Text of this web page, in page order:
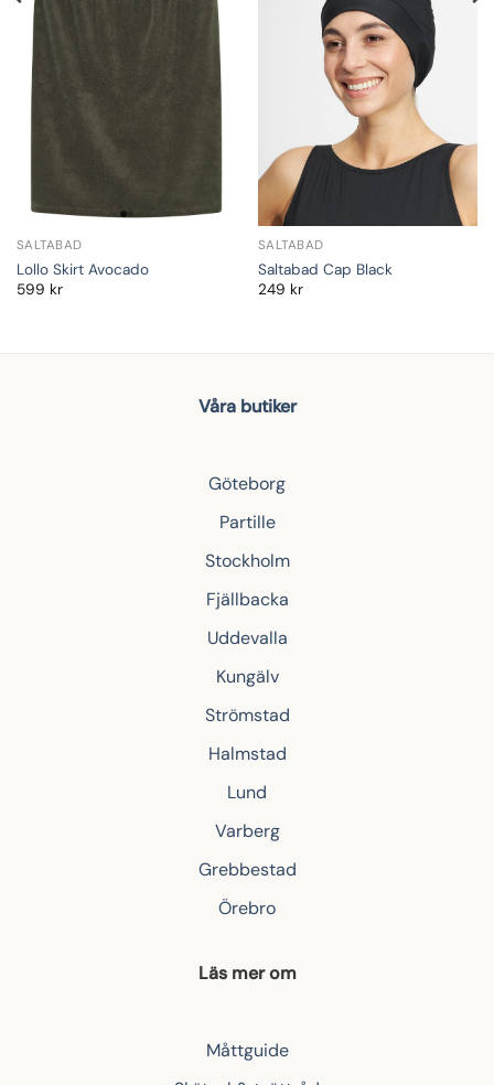
SALTABAD
Lollo Skirt Avocado
599 kr
SALTABAD
Saltabad Cap Black
249 kr
Våra butiker
Göteborg
Partille
Stockholm
Fjällbacka
Uddevalla
Kungälv
Strömstad
Halmstad
Lund
Varberg
Grebbestad
Örebro
Läs mer om
Måttguide